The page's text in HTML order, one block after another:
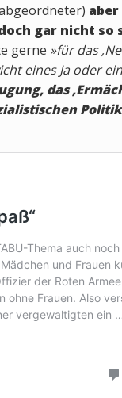
gar nicht so
gerne »für das
eines Ja oder
das